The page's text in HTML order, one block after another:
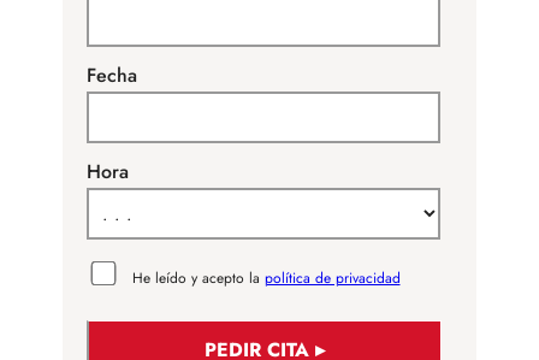
Fecha
Hora
He leído y acepto la política de privacidad